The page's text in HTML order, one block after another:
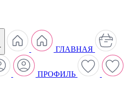
ГЛАВНАЯ
ПРОФИЛЬ